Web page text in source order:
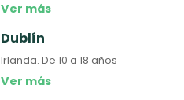
Ver más
Dublín
Irlanda.De 10 a 18 años
Ver más